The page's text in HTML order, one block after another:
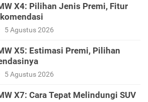
X4: Pilihan Jenis Premi, Fitur
5 Agustus 2026
X5: Estimasi Premi, Pilihan
5 Agustus 2026
X7: Cara Tepat Melindungi SUV